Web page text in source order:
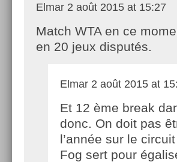
Elmar 2 août 2015 at 15:27
Match WTA en ce
en 20 jeux disputés.
Elmar 2 août 2015 at
Et 12 ème break
donc. On doit pas
l’année sur le circuit
Fog sert pour